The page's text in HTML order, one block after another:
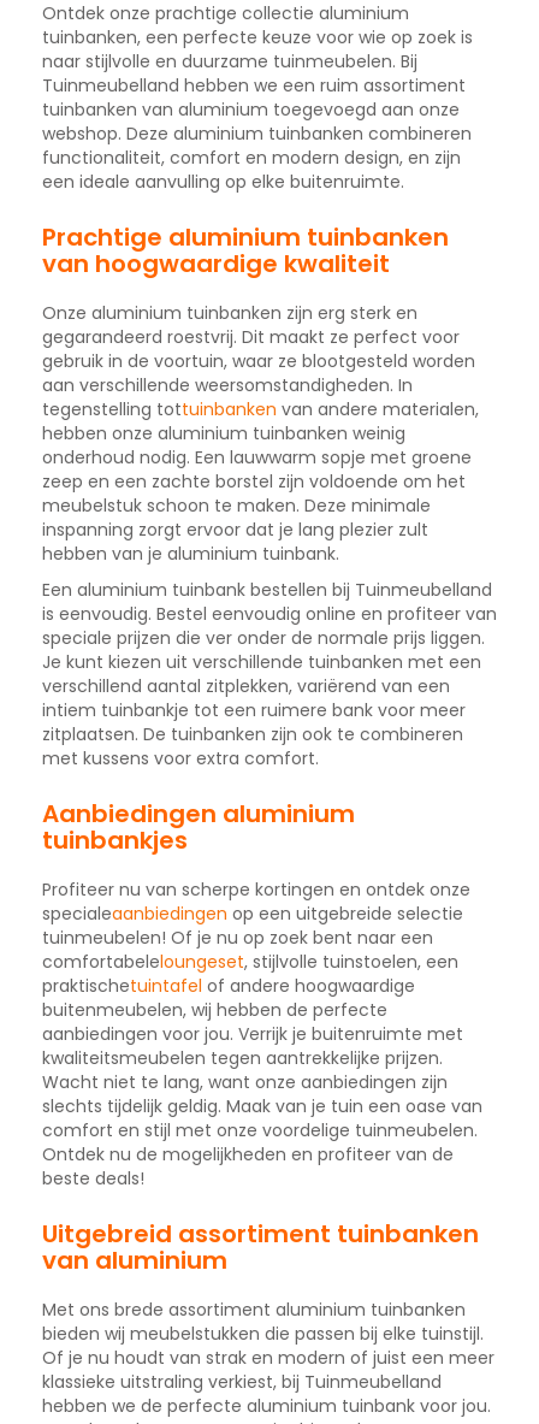
Ontdek onze prachtige collectie aluminium
tuinbanken, een perfecte keuze voor wie op zoek is
naar stijlvolle en duurzame tuinmeubelen. Bij
Tuinmeubelland hebben we een ruim assortiment
tuinbanken van aluminium toegevoegd aan onze
webshop. Deze aluminium tuinbanken combineren
functionaliteit, comfort en modern design, en zijn
een ideale aanvulling op elke buitenruimte.
Prachtige aluminium tuinbanken
van hoogwaardige kwaliteit
Onze aluminium tuinbanken zijn erg sterk en
gegarandeerd roestvrij. Dit maakt ze perfect voor
gebruik in de voortuin, waar ze blootgesteld worden
aan verschillende weersomstandigheden. In
tegenstelling tottuinbanken van andere materialen,
hebben onze aluminium tuinbanken weinig
onderhoud nodig. Een lauwwarm sopje met groene
zeep en een zachte borstel zijn voldoende om het
meubelstuk schoon te maken. Deze minimale
inspanning zorgt ervoor dat je lang plezier zult
hebben van je aluminium tuinbank.
Een aluminium tuinbank bestellen bij Tuinmeubelland
is eenvoudig. Bestel eenvoudig online en profiteer van
speciale prijzen die ver onder de normale prijs liggen.
Je kunt kiezen uit verschillende tuinbanken met een
verschillend aantal zitplekken, variërend van een
intiem tuinbankje tot een ruimere bank voor meer
zitplaatsen. De tuinbanken zijn ook te combineren
met kussens voor extra comfort.
Aanbiedingen aluminium
tuinbankjes
Profiteer nu van scherpe kortingen en ontdek onze
specialeaanbiedingen op een uitgebreide selectie
tuinmeubelen! Of je nu op zoek bent naar een
comfortabeleloungeset, stijlvolle tuinstoelen, een
praktischetuintafel of andere hoogwaardige
buitenmeubelen, wij hebben de perfecte
aanbiedingen voor jou. Verrijk je buitenruimte met
kwaliteitsmeubelen tegen aantrekkelijke prijzen.
Wacht niet te lang, want onze aanbiedingen zijn
slechts tijdelijk geldig. Maak van je tuin een oase van
comfort en stijl met onze voordelige tuinmeubelen.
Ontdek nu de mogelijkheden en profiteer van de
beste deals!
Uitgebreid assortiment tuinbanken
van aluminium
Met ons brede assortiment aluminium tuinbanken
bieden wij meubelstukken die passen bij elke tuinstijl.
Of je nu houdt van strak en modern of juist een meer
klassieke uitstraling verkiest, bij Tuinmeubelland
hebben we de perfecte aluminium tuinbank voor jou.